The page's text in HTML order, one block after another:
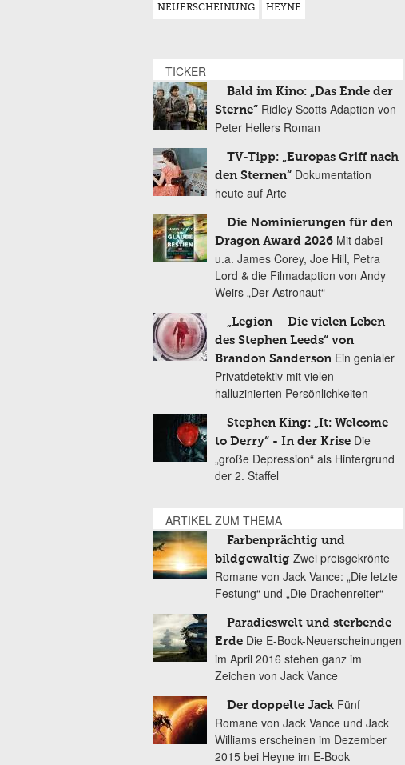
NEUERSCHEINUNG HEYNE
TICKER
Bald im Kino: „Das Ende der
Sterne“ Ridley Scotts Adaption von
Peter Hellers Roman
TV-Tipp: „Europas Griff nach
den Sternen“ Dokumentation
heute auf Arte
Die Nominierungen für den
Dragon Award 2026 Mit dabei
u.a. James Corey, Joe Hill, Petra
Lord & die Filmadaption von Andy
Weirs „Der Astronaut“
„Legion – Die vielen Leben
des Stephen Leeds“ von
Brandon Sanderson Ein genialer
Privatdetektiv mit vielen
halluzinierten Persönlichkeiten
Stephen King: „It: Welcome
to Derry“ - In der Krise Die
„große Depression“ als Hintergrund
der 2. Staffel
ARTIKEL ZUM THEMA
Farbenprächtig und
bildgewaltig Zwei preisgekrönte
Romane von Jack Vance: „Die letzte
Festung“ und „Die Drachenreiter“
Paradieswelt und sterbende
Erde Die E-Book-Neuerscheinungen
im April 2016 stehen ganz im
Zeichen von Jack Vance
Der doppelte Jack Fünf
Romane von Jack Vance und Jack
Williams erscheinen im Dezember
2015 bei Heyne im E-Book